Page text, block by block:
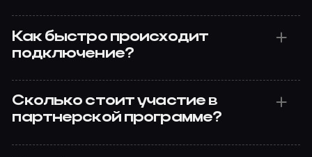
Как быстро происходит
подключение?
Сколько стоит участие в
партнерской программе?